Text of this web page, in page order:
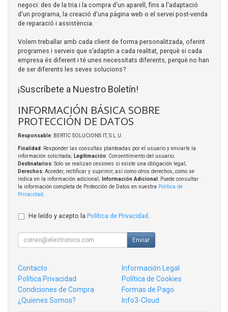
negoci: des de la tria i la compra d'un aparell, fins a l'adaptació
d'un programa, la creació d'una pàgina web o el servei post-venda
de reparació i assistència.
Volem treballar amb cada client de forma personalitzada, oferint
programes i serveis que s’adaptin a cada realitat, perquè si cada
empresa és diferent i té unes necessitats diferents, perquè no han
de ser diferents les seves solucions?
¡Suscríbete a Nuestro Boletín!
INFORMACIÓN BÁSICA SOBRE
PROTECCIÓN DE DATOS
Responsable: BERTIC SOLUCIONS IT, S.L.U.
Finalidad: Responder las consultas planteadas por el usuario y enviarle la
información solicitada; Legitimación: Consentimiento del usuario;
Destinatarios: Solo se realizan cesiones si existe una obligación legal;
Derechos: Acceder, rectificar y suprimir, así como otros derechos, como se
indica en la información adicional;
Información Adicional : Puede consultar
la información completa de Protección de Datos en nuestra Política de
Privacidad
He leído y acepto la Política de Privacidad
Enviar
Contacto
Información Legal
Política Privacidad
Política de Cookies
Condiciones de Compra
Formas de Pago
¿Quienes Somos?
Info3-Cloud